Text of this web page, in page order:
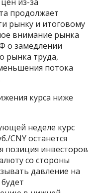
продолжает
рынку и итоговому
внимание рынка
о замедлении
рынка труда,
потока
курса ниже
неделе курс
CNY останется
позиция инвесторов
со стороны
давление на